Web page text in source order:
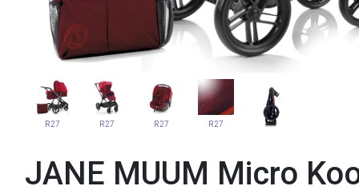
R27 R27 R27 R27
JANE MUUM Micro